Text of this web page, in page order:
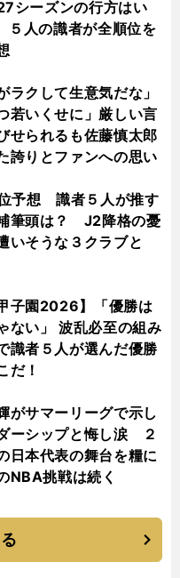
シーズンの行方はい
人の識者が全順位を
ラクして生意気だな」
若いくせに」厳しい言
せられるも佐藤慎太郎
誇りとファンへの思い
予想 識者５人が推す
筆頭は？ J2降格の憂
いそうな３クラブと
子園2026】「優勝は
ない」 波乱必至の組み
識者５人が選んだ優勝
だ！
がサマーリーグで示し
ーシップと悔し涙 ２
日本代表の舞台を糧に
NBA挑戦は続く